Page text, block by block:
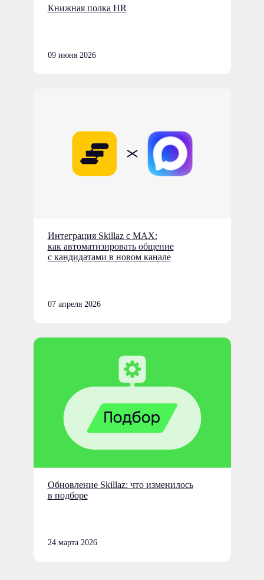
Книжная полка HR
09 июня 2026
Интеграция Skillaz с MAX:
как автоматизировать общение
с кандидатами в новом канале
07 апреля 2026
Обновление Skillaz: что изменилось
в подборе
24 марта 2026